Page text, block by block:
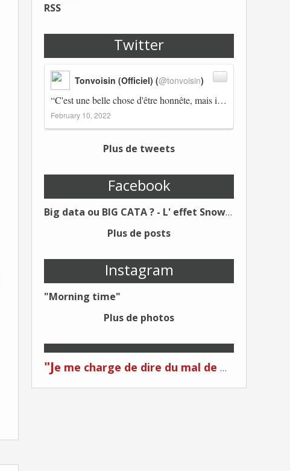
RSS
Twitter
“C'est une belle chose d'être honnête, mais il est également important d'avoir raison.” Winston Churchill Réplico…
Tonvoisin (Officiel) (@tonvoisin)
February 10, 2022
Plus de tweets
Facebook
Big data ou BIG CATA ? - L' effet Snowden - Editions Kawa - Un Éditeur différent !
Plus de posts
Instagram
"Morning time"
Plus de photos
"Je me charge de dire du mal de moi... Quand on me critique... C'est du plagiat ! "